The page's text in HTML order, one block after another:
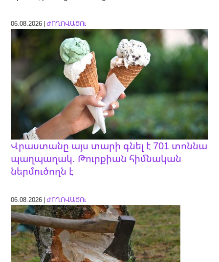
06.08.2026 |ԺՈՂՈՎԱԾՈւ
Վրաստանը այս տարի գնել է 701 տոննա
պաղպաղակ. Թուրքիան հիմնական
ներմուծողն է
06.08.2026 |ԺՈՂՈՎԱԾՈւ